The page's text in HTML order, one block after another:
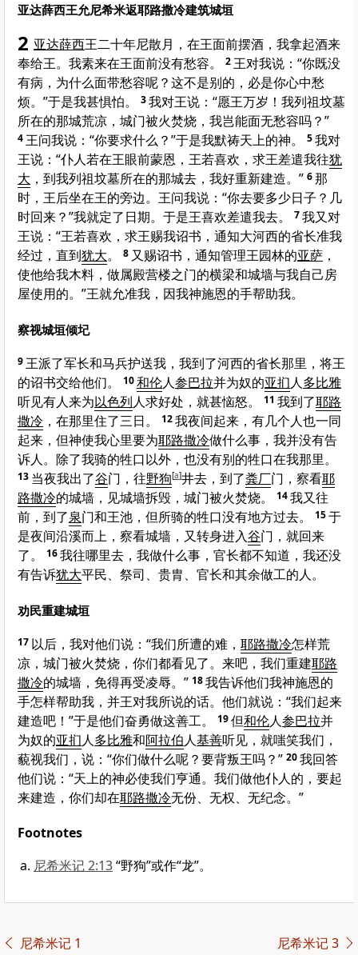
亚达薛西王允尼希米返耶路撒冷建筑城垣
2 亚达薛西王二十年尼散月，在王面前摆酒，我拿起酒来
奉给王。我素来在王面前没有愁容。
2王对我说：“你既没
有病，为什么面带愁容呢？这不是别的，必是你心中愁
烦。”于是我甚惧怕。
3我对王说：“愿王万岁！我列祖坟墓
所在的那城荒凉，城门被火焚烧，我岂能面无愁容吗？”
4王问我说：“你要求什么？”于是我默祷天上的神。 5我对
王说：“仆人若在王眼前蒙恩，王若喜欢，求王差遣我往犹
大 ，到我列祖坟墓所在的那城去，我好重新建造。” 6那
时，王后坐在王的旁边。王问我说：“你去要多少日子？几
时回来？”我就定了日期。于是王喜欢差遣我去。
7我又对
王说：“王若喜欢，求王赐我诏书，通知大河西的省长准我
经过，直到犹大。 8 又赐诏书，通知管理王园林的亚萨 ，
使他给我木料，做属殿营楼之门的横梁和城墙与我自己房
屋使用的。”王就允准我，因我神施恩的手帮助我。
察视城垣倾圮
9王派了军长和马兵护送我，我到了河西的省长那里，将王
的诏书交给他们。
10和伦人参巴拉并为奴的亚扪人多比雅
听见有人来为以色列人求好处，就甚恼怒。 11 我到了耶路
撒冷 ，在那里住了三日。 12我夜间起来，有几个人也一同
起来，但神使我心里要为耶路撒冷做什么事，我并没有告
诉人。除了我骑的牲口以外，也没有别的牲口在我那里。
13 当夜我出了谷门，往野狗[a]井去，到了粪厂门，察看耶
路撒冷的城墙，见城墙拆毁，城门被火焚烧。 14我又往
前，到了泉门和王池，但所骑的牲口没有地方过去。 15于
是夜间沿溪而上，察看城墙，又转身进入谷门，就回来
了。
16我往哪里去，我做什么事，官长都不知道，我还没
有告诉犹大平民、祭司、贵胄、官长和其余做工的人。
劝民重建城垣
17 以后，我对他们说：“我们所遭的难， 耶路撒冷怎样荒
凉，城门被火焚烧，你们都看见了。来吧，我们重建耶路
撒冷的城墙，免得再受凌辱。” 18我告诉他们我神施恩的
手怎样帮助我，并王对我所说的话。他们就说：“我们起来
建造吧！”于是他们奋勇做这善工。
19但和伦人参巴拉并
为奴的亚扪人多比雅和阿拉伯人基善听见，就嗤笑我们，
藐视我们，说：“你们做什么呢？要背叛王吗？” 20我回答
他们说：“天上的神必使我们亨通。我们做他仆人的，要起
来建造，你们却在耶路撒冷无份、无权、无纪念。”
Footnotes
尼希米记 2:13“野狗”或作“龙”。
尼希米记 1 尼希米记 3